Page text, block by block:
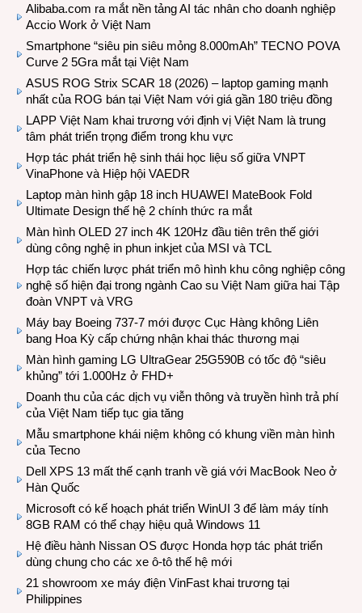
Alibaba.com ra mắt nền tảng AI tác nhân cho doanh nghiệp
Accio Work ở Việt Nam
Smartphone “siêu pin siêu mỏng 8.000mAh” TECNO POVA
Curve 2 5Gra mắt tại Việt Nam
ASUS ROG Strix SCAR 18 (2026) – laptop gaming mạnh
nhất của ROG bán tại Việt Nam với giá gần 180 triệu đồng
LAPP Việt Nam khai trương với định vị Việt Nam là trung
tâm phát triển trọng điểm trong khu vực
Hợp tác phát triển hệ sinh thái học liệu số giữa VNPT
VinaPhone và Hiệp hội VAEDR
Laptop màn hình gập 18 inch HUAWEI MateBook Fold
Ultimate Design thế hệ 2 chính thức ra mắt
Màn hình OLED 27 inch 4K 120Hz đầu tiên trên thế giới
dùng công nghệ in phun inkjet của MSI và TCL
Hợp tác chiến lược phát triển mô hình khu công nghiệp công
nghệ số hiện đại trong ngành Cao su Việt Nam giữa hai Tập
đoàn VNPT và VRG
Máy bay Boeing 737-7 mới được Cục Hàng không Liên
bang Hoa Kỳ cấp chứng nhận khai thác thương mại
Màn hình gaming LG UltraGear 25G590B có tốc độ “siêu
khủng” tới 1.000Hz ở FHD+
Doanh thu của các dịch vụ viễn thông và truyền hình trả phí
của Việt Nam tiếp tục gia tăng
Mẫu smartphone khái niệm không có khung viền màn hình
của Tecno
Dell XPS 13 mất thế cạnh tranh về giá với MacBook Neo ở
Hàn Quốc
Microsoft có kế hoạch phát triển WinUI 3 để làm máy tính
8GB RAM có thể chạy hiệu quả Windows 11
Hệ điều hành Nissan OS được Honda hợp tác phát triển
dùng chung cho các xe ô-tô thế hệ mới
21 showroom xe máy điện VinFast khai trương tại
Philippines